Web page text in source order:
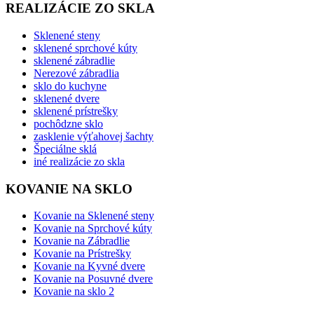
REALIZÁCIE ZO SKLA
Sklenené steny
sklenené sprchové kúty
sklenené zábradlie
Nerezové zábradlia
sklo do kuchyne
sklenené dvere
sklenené prístrešky
pochôdzne sklo
zasklenie výťahovej šachty
Špeciálne sklá
iné realizácie zo skla
KOVANIE NA SKLO
Kovanie na Sklenené steny
Kovanie na Sprchové kúty
Kovanie na Zábradlie
Kovanie na Prístrešky
Kovanie na Kyvné dvere
Kovanie na Posuvné dvere
Kovanie na sklo 2